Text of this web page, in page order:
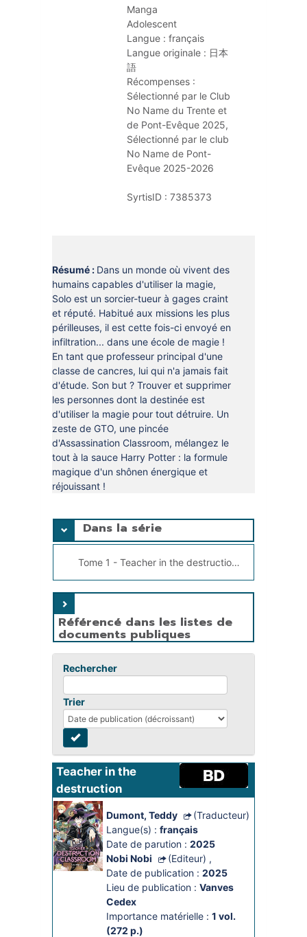
CRÉATHÈQUE
JOUER EN BIBLIOTHÈQUES
MAO - MUSIQUE ASSISTÉE PAR
PORTAGE À DOMICILE
BOÎTES DE RETOUR 24H/24
POUR LES PROS
TOUS LES SERVICES
PROLONGER - RÉSERVER
EN CAS DE RETARD
MON COMPTE LECTEUR
POUR LES PROS
Manga
Adolescent
Langue : français
Langue originale : 日本
語
Récompenses :
Sélectionné par le Club
No Name du Trente et
de Pont-Evêque 2025
Sélectionné par le club
No Name de Pont-
Evêque 2025-2026
SyrtisID : 7385373
Résumé : Dans un monde où vivent des
humains capables d'utiliser la magie,
Solo est un sorcier-tueur à gages craint
et réputé. Habitué aux missions les plus
périlleuses, il est cette fois-ci envoyé en
infiltration... dans une école de magie !
En tant que professeur principal d'une
classe de cancres, lui qui n'a jamais fait
d'étude. Son but ? Trouver et supprimer
les personnes dont la destinée est
d'utiliser la magie pour tout détruire. Un
zeste de GTO, une pincée
d'Assassination Classroom, mélangez le
tout à la sauce Harry Potter : la formule
magique d'un shônen énergique et
réjouissant !
Dans la série
Tome 1 - Teacher in the destruction classroom (Série), Kobayashi, Kina
Référencé dans les listes de
documents publiques
Rechercher
Trier
Teacher in the
destruction
classroom
Dumont, Teddy
(Traducteur)
Langue(s) : français
Date de parution : 2025
Nobi Nobi
(Editeur) ,
Date de publication : 2025
Lieu de publication : Vanves
Cedex
Importance matérielle : 1 vol.
(272 p.)